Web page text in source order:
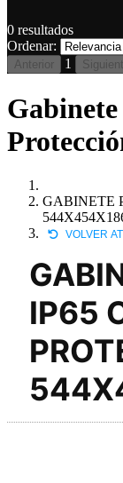
0 resultados
Ordenar:
Anterior 1
GABINETE
VOLVER
IP65